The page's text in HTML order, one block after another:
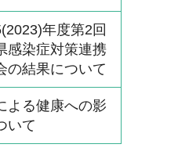
年度第2回
感染症対策連携
の結果について
よる健康への影
いて